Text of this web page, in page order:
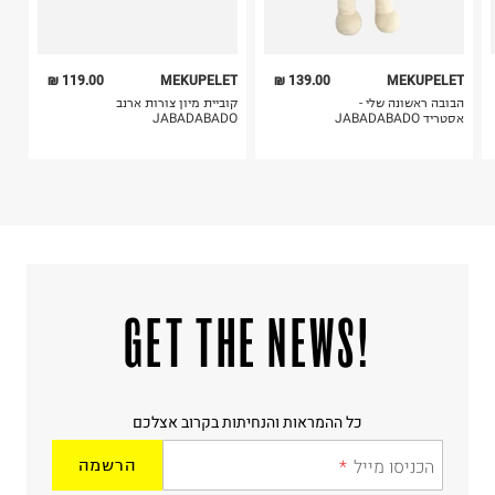
היבואן
טרמינל איקס אונליין בע"מ
בית פוקס-רח' החרמון
119.00 ₪
MEKUPELET
קוביית מיון צורות ארנב
JABADABADO
139.00 ₪
MEKUPELET
הבובה ראשונה שלי -
אסטריד JABADABADO
!GET THE NEWS
כל ההמראות והנחיתות בקרוב אצלכם
הכניסו מייל הרשמה